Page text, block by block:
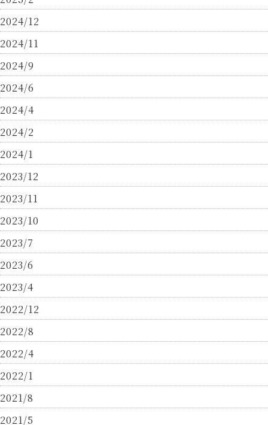
2024/12
2024/11
2024/9
2024/6
2024/4
2024/2
2024/1
2023/12
2023/11
2023/10
2023/7
2023/6
2023/4
2022/12
2022/8
2022/4
2022/1
2021/8
2021/5